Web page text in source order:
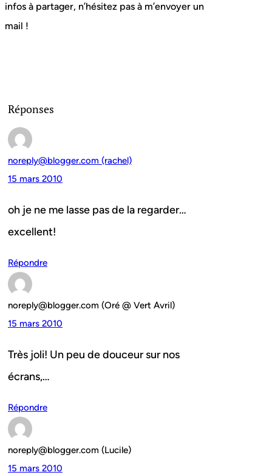
infos à partager, n’hésitez pas à m’envoyer un
mail !
Réponses
noreply@blogger.com (rachel)
15 mars 2010
oh je ne me lasse pas de la regarder…
excellent!
Répondre
noreply@blogger.com (Oré @ Vert Avril)
15 mars 2010
Très joli! Un peu de douceur sur nos
écrans,…
Répondre
noreply@blogger.com (Lucile)
15 mars 2010